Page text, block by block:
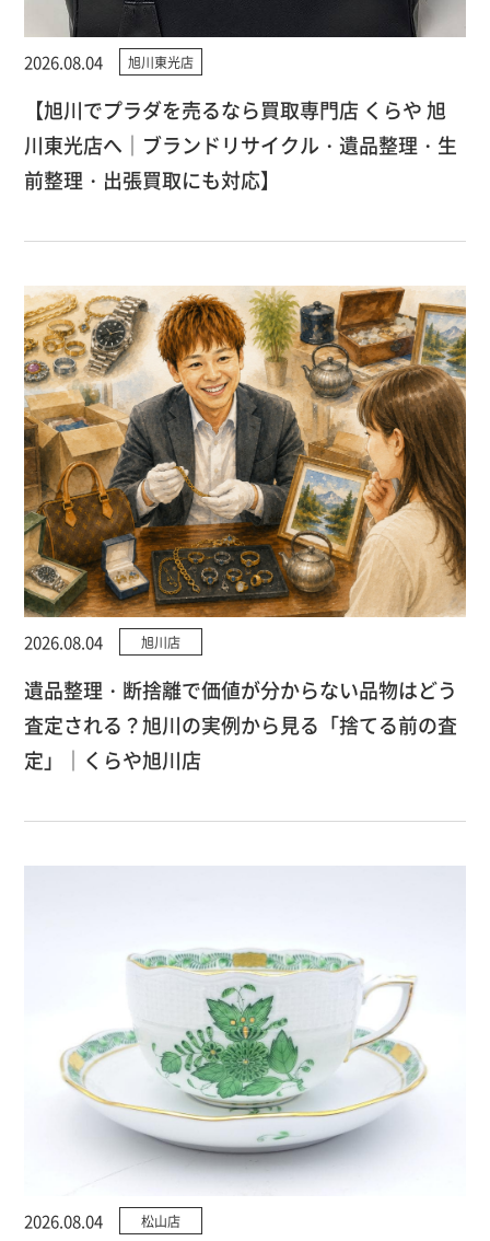
2026.08.04 旭川東光店
【旭川でプラダを売るなら買取専門店 くらや 旭
川東光店へ｜ブランドリサイクル・遺品整理・生
前整理・出張買取にも対応】
2026.08.04 旭川店
遺品整理・断捨離で価値が分からない品物はどう
査定される？旭川の実例から見る「捨てる前の査
定」｜くらや旭川店
2026.08.04 松山店